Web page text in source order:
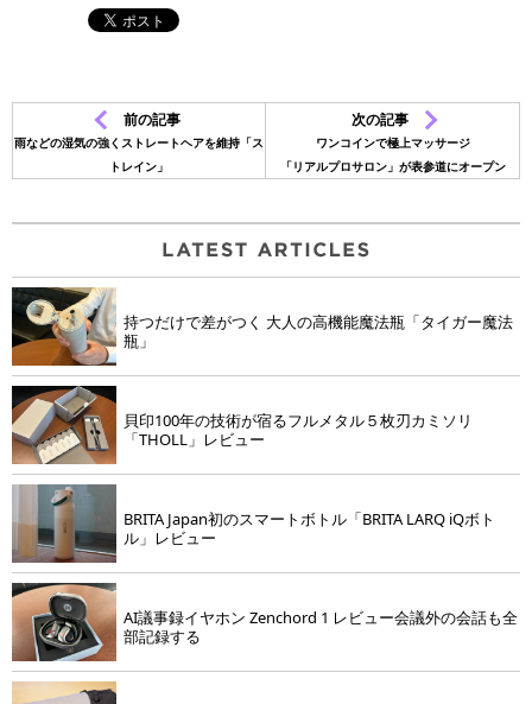
前の記事
雨などの湿気の強くストレートヘアを維持「ス
トレイン」
次の記事
ワンコインで極上マッサージ
「リアルプロサロン」が表参道にオープン
持つだけで差がつく 大人の高機能魔法瓶「タイガー魔法
瓶」
貝印100年の技術が宿るフルメタル５枚刃カミソリ
「THOLL」レビュー
BRITA Japan初のスマートボトル「BRITA LARQ iQボト
ル」レビュー
AI議事録イヤホン Zenchord 1 レビュー会議外の会話も全
部記録する